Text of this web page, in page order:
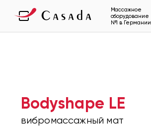
Массажное
оборудование
№1 в Германии
Bodyshape LE
вибромассажный мат